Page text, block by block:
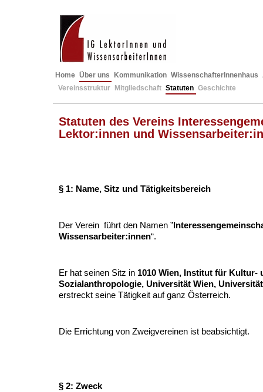
Home Über uns Kommunikation WissenschafterInnenhaus
Vereinsstruktur
Mitgliedschaft Statuten Geschichte
Statuten des Vereins
Lektor:innen und
§ 1: Name, Sitz und Tätigkeitsbereich
Der Verein führt den Namen ”
Wissensarbeiter:innen“.
Er hat seinen Sitz in 1010 Wien, Institut für Kultur-
Sozialanthropologie, Universität Wien,
erstreckt seine Tätigkeit auf ganz Österreich.
Die Errichtung von Zweigvereinen ist beabsichtigt.
§ 2: Zweck